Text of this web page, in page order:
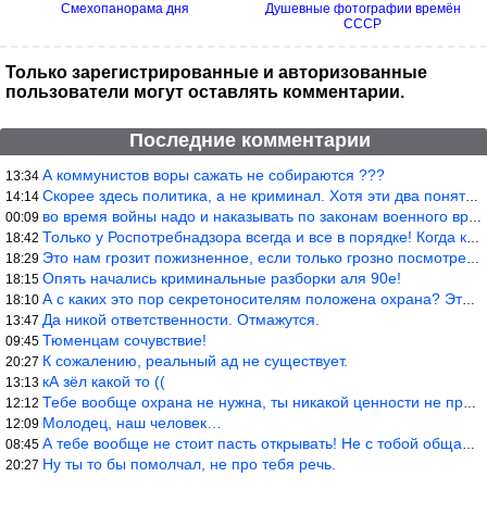
Смехопанорама дня
Душевные фотографии времён
СССР
Только зарегистрированные и авторизованные
пользователи могут оставлять комментарии.
Последние комментарии
13:34 А коммунистов воры сажать не собираются ???
14:14 Скорее здесь политика, а не криминал. Хотя эти два понятия начин
00:09 во время войны надо и наказывать по законам военного времени, а
18:42 Только у Роспотребнадзора всегда и все в порядке! Когда касается
18:29 Это нам грозит пожизненное, если только грозно посмотреть в их с
18:15 Опять начались криминальные разборки аля 90е!
18:10 А с каких это пор секретоносителям положена охрана? Это его зада
13:47 Да никой ответственности. Отмажутся.
09:45 Тюменцам сочувствие!
20:27 К сожалению, реальный ад не существует.
13:13 кА зёл какой то ((
12:12 Тебе вообще охрана не нужна, ты никакой ценности не представляеш
12:09 Молодец, наш человек…
08:45 А тебе вообще не стоит пасть открывать! Не с тобой общаются!
20:27 Ну ты то бы помолчал, не про тебя речь.